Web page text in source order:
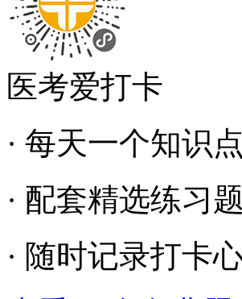
医考爱打卡
· 每天一个知识点
· 配套精选练习题
· 随时记录打卡